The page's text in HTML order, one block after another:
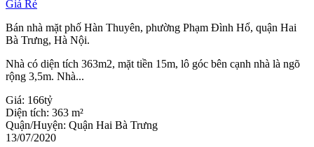
Bán nhà mặt phố Hàn Thuyên, phường Phạm Đình Hổ, quận Hai
Bà Trưng, Hà Nội.
Nhà có diện tích 363m2, mặt tiền 15m, lô góc bên cạnh nhà là ngõ
rộng 3,5m. Nhà...
Giá: 166tỷ
Diện tích: 363 m²
Quận/Huyện: Quận Hai Bà Trưng
13/07/2020